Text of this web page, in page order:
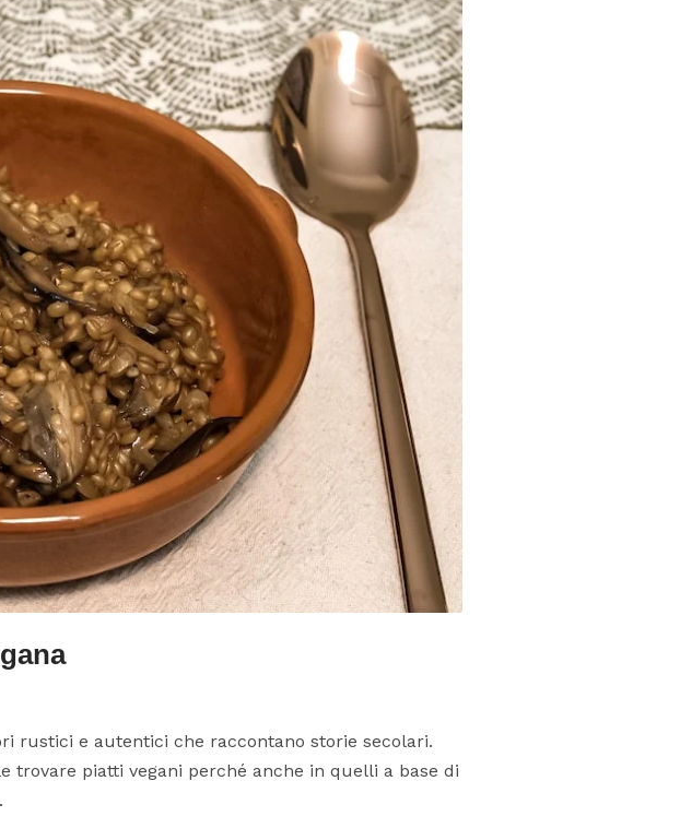
rustici e autentici che raccontano storie secolari.
trovare piatti vegani perché anche in quelli a base di